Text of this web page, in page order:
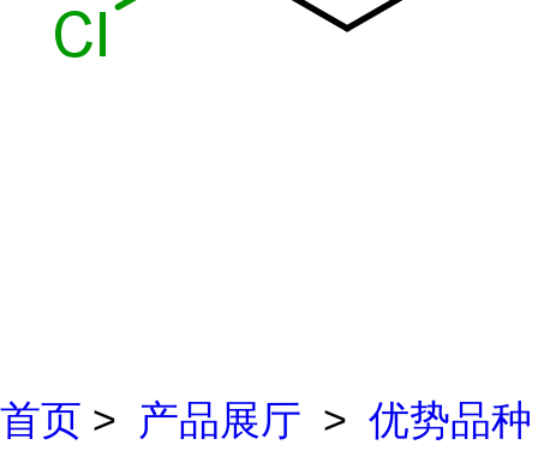
首页 > 产品展厅 > 优势品种